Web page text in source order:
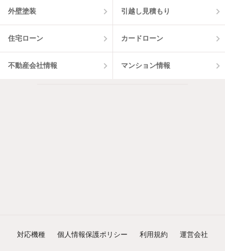
外壁塗装 引越し見積もり
住宅ローン カードローン
不動産会社情報 マンション情報
対応機種 個人情報保護ポリシー 利用規約 運営会社